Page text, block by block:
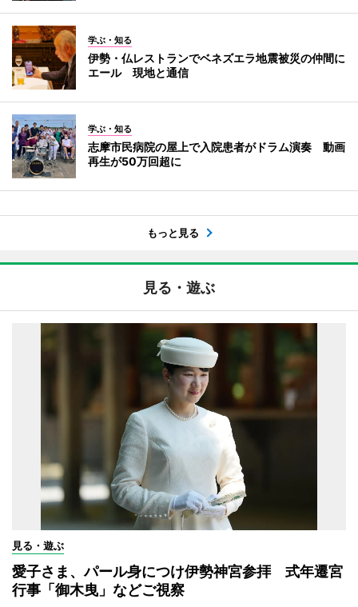
学ぶ・知る
伊勢・仏レストランでベネズエラ地震被災の仲間に
エール 現地と通信
学ぶ・知る
志摩市民病院の屋上で入院患者がドラム演奏 動画
再生が50万回超に
もっと見る
見る・遊ぶ
見る・遊ぶ
愛子さま、パール身につけ伊勢神宮参拝 式年遷宮
行事「御木曳」などご視察